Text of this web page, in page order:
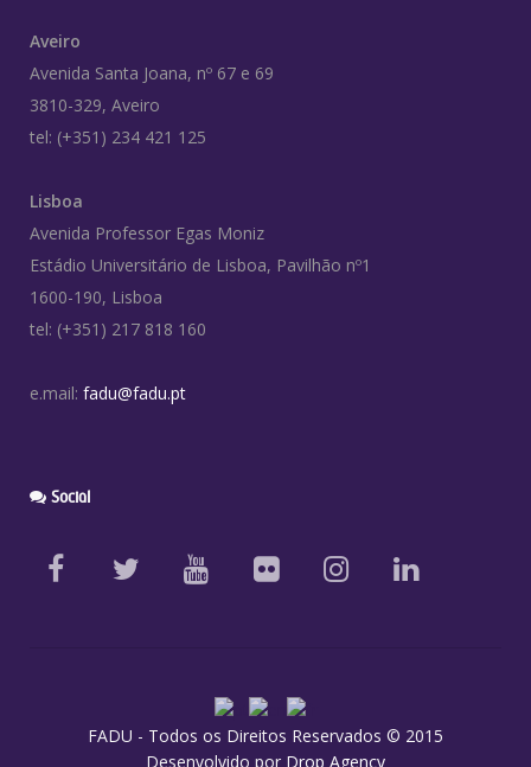
Aveiro
Avenida Santa Joana, nº 67 e 69
3810-329, Aveiro
tel: (+351) 234 421 125
Lisboa
Avenida Professor Egas Moniz
Estádio Universitário de Lisboa, Pavilhão nº1
1600-190, Lisboa
tel: (+351) 217 818 160
e.mail: fadu@fadu.pt
Social
FADU - Todos os Direitos Reservados © 2015
Desenvolvido por Drop Agency